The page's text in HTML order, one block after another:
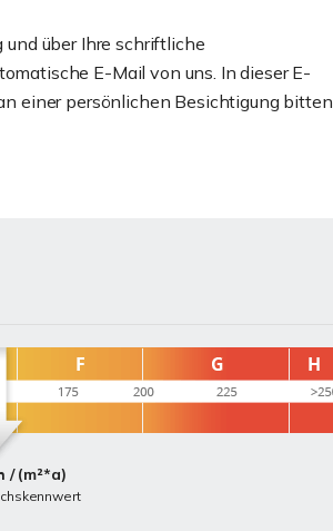
und über Ihre schriftliche
E-Mail von uns. In dieser E-
einer persönlichen Besichtigung bitten
/ (m²*a)